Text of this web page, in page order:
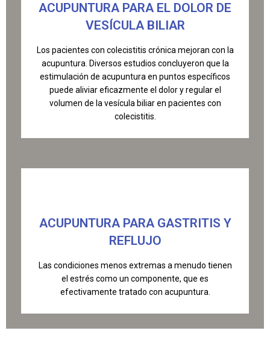
ACUPUNTURA PARA EL DOLOR DE
VESÍCULA BILIAR
Los pacientes con colecistitis crónica mejoran con la
acupuntura. Diversos estudios concluyeron que la
estimulación de acupuntura en puntos específicos
puede aliviar eficazmente el dolor y regular el
volumen de la vesícula biliar en pacientes con
colecistitis.
ACUPUNTURA PARA GASTRITIS Y
REFLUJO
Las condiciones menos extremas a menudo tienen
el estrés como un componente, que es
efectivamente tratado con acupuntura.